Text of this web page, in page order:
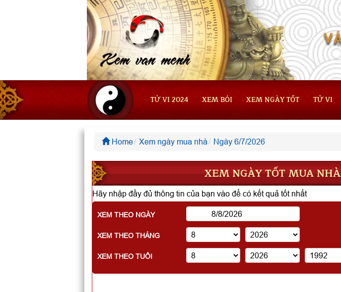
TỬ VI 2024 XEM BÓI XEM NGÀY TỐT TỬ VI
Home Xem ngày mua nhà Ngày 6/7/2026
XEM NGÀY TỐT MUA NHÀ
Hãy nhập đầy đủ thông tin của bạn vào để có kết quả tốt nhất
XEM THEO NGÀY
XEM THEO THÁNG
XEM THEO TUỔI